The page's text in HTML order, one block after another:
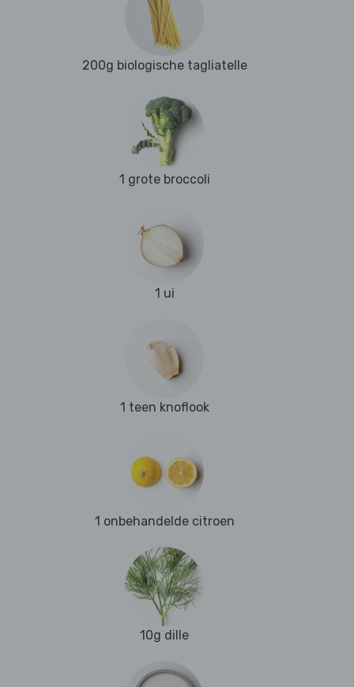
200g biologische tagliatelle
1 grote broccoli
1 ui
1 teen knoflook
1 onbehandelde citroen
10g dille